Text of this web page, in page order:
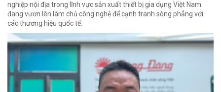
nghiệp nội địa trong lĩnh vực sản xuất thiết bị gia dụng Việt Nam
đang vươn lên làm chủ công nghệ để cạnh tranh sòng phẳng với
các thương hiệu quốc tế.